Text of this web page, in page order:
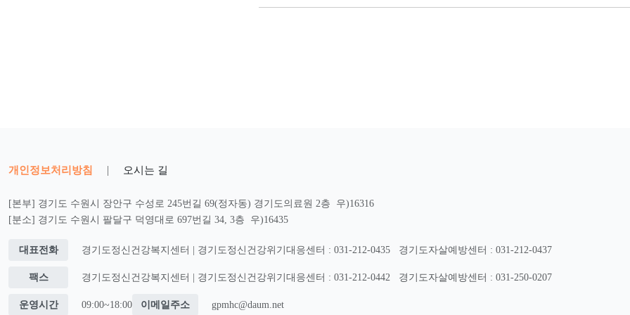
개인정보처리방침 | 오시는 길
[본부] 경기도 수원시 장안구 수성로 245번길 69(정자동) 경기도의료원 2층 우)16316
[분소] 경기도 수원시 팔달구 덕영대로 697번길 34, 3층 우)16435
대표전화 경기도정신건강복지센터 | 경기도정신건강위기대응센터 : 031-212-0435 경기도자살예방센터 : 031-212-0437
팩스 경기도정신건강복지센터 | 경기도정신건강위기대응센터 : 031-212-0442 경기도자살예방센터 : 031-250-0207
운영시간 09:00~18:00 이메일주소 gpmhc@daum.net